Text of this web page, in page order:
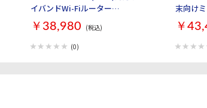
イバンドWi-Fiルーター
AirStation WXR9300BE6P [ブラ
ック]
￥38,980 (税込)
(0)
末向け
最大2
￥